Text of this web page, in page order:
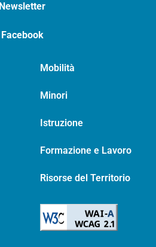
Newsletter
Facebook
Mobilità
Minori
Istruzione
Formazione e Lavoro
Risorse del Territorio